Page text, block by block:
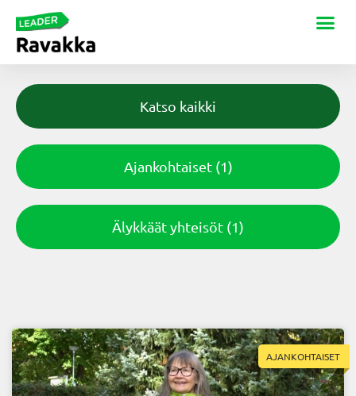
Katso kaikki
Ajankohtaiset (1)
Älykkäät yhteisöt (1)
AJANKOHTAISET